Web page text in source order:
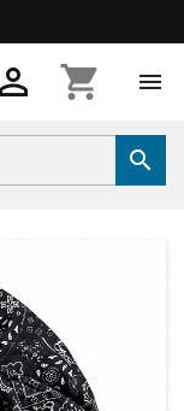
 shopping_cart 
